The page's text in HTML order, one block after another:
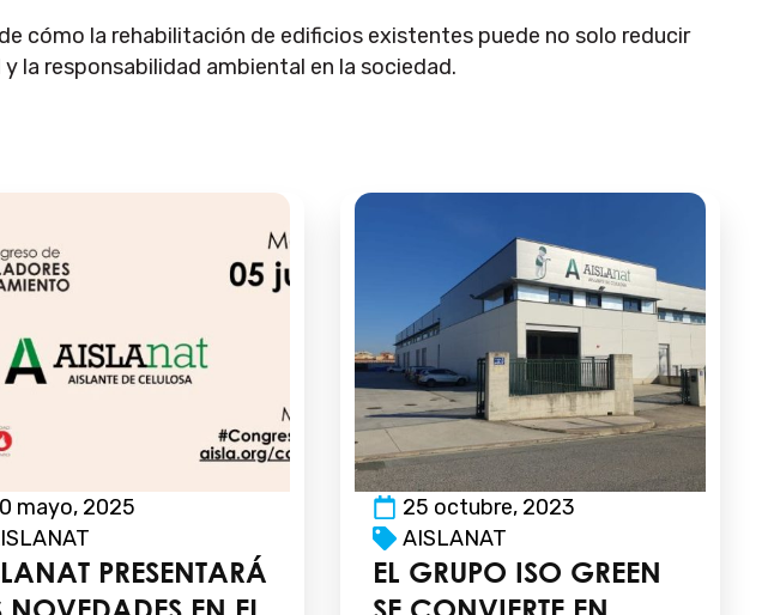
cómo la rehabilitación de edificios existentes puede no solo reducir
la responsabilidad ambiental en la sociedad.
mayo, 2025
PRESENTARÁ
25 octubre, 2023
AISLANAT
EL GRUPO ISO GREEN